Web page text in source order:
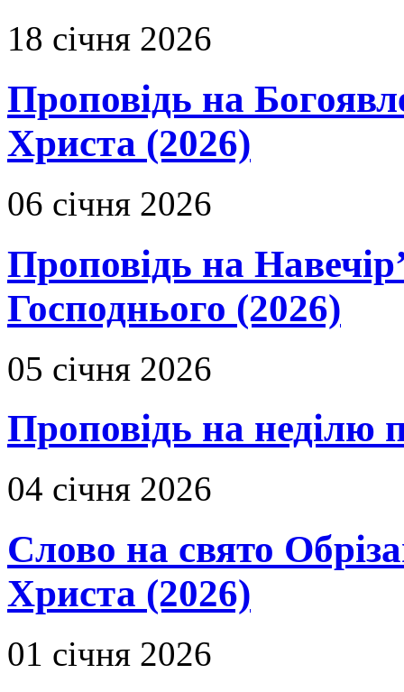
18 січня 2026
Проповідь на
Христа (2026)
06 січня 2026
Проповідь на
Господнього (2026)
05 січня 2026
Проповідь на неділю
04 січня 2026
Слово на свято
Христа (2026)
01 січня 2026